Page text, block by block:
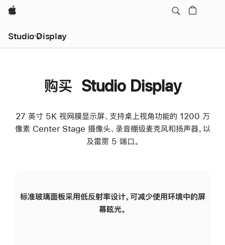
Apple
Studio Display
购买 Studio Display
27 英寸 5K 视网膜显示屏、支持桌上视角功能的 1200 万
像素 Center Stage 摄像头、录音棚级麦克风和扬声器，以
及雷雳 5 端口。
标准玻璃面板采用低反射率设计，可减少使用环境中的屏
幕眩光。